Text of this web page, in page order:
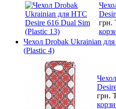
грн.
Чехол Drobak Ukrainian
(Plastic 4)
грн.